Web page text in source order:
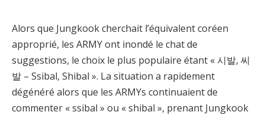
Alors que Jungkook cherchait l’équivalent coréen
approprié, les ARMY ont inondé le chat de
suggestions, le choix le plus populaire étant « 시발, 씨
발 – Ssibal, Shibal ». La situation a rapidement
dégénéré alors que les ARMYs continuaient de
commenter « ssibal » ou « shibal », prenant Jungkook